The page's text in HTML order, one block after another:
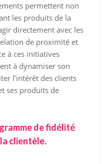
permettent non
les produits de la
directement avec les
de proximité et
à ces initiatives
à dynamiser son
l’intérêt des clients
ses produits de
de fidélité
clientèle.